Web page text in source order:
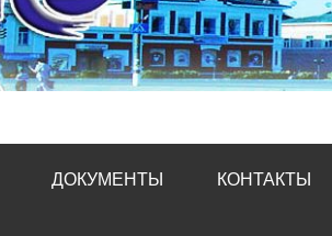
ДОКУМЕНТЫ КОНТАКТЫ